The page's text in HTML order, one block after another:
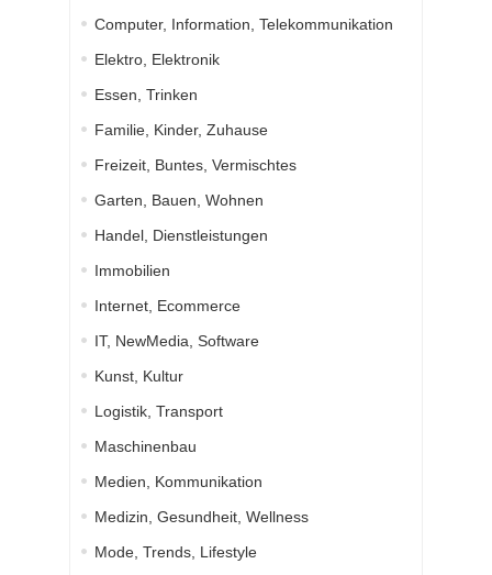
Computer, Information, Telekommunikation
Elektro, Elektronik
Essen, Trinken
Familie, Kinder, Zuhause
Freizeit, Buntes, Vermischtes
Garten, Bauen, Wohnen
Handel, Dienstleistungen
Immobilien
Internet, Ecommerce
IT, NewMedia, Software
Kunst, Kultur
Logistik, Transport
Maschinenbau
Medien, Kommunikation
Medizin, Gesundheit, Wellness
Mode, Trends, Lifestyle